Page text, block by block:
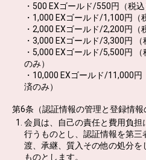
・500 EXゴールド/550円（税込
・1,000 EXゴールド/1,100円（
・2,000 EXゴールド/2,200円（
・3,000 EXゴールド/3,300円 （
・5,000 EXゴールド/5,500円
のみ）
・10,000 EXゴールド/11,000
済のみ）
第6条（認証情報の管理と登録情報
会員は、自己の責任と費用負
行うものとし、認証情報を第
渡、承継、質入その他の処分
ものとします。